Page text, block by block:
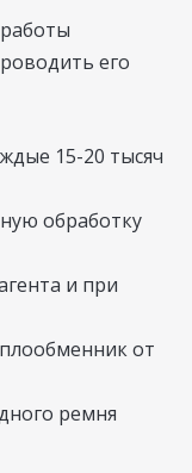
его
15-20 тысяч
обработку
и при
от
ремня